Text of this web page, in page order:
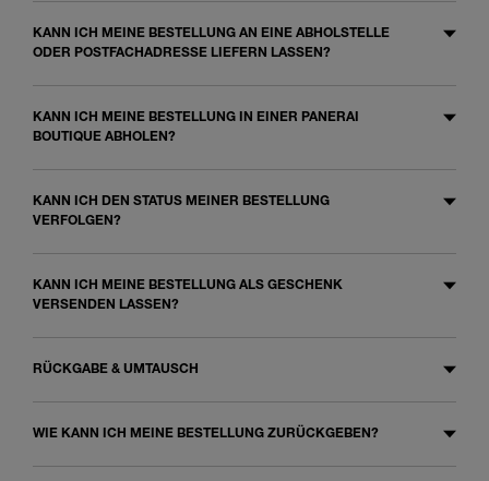
KANN ICH MEINE BESTELLUNG AN EINE ABHOLSTELLE
ODER POSTFACHADRESSE LIEFERN LASSEN?
KANN ICH MEINE BESTELLUNG IN EINER PANERAI
BOUTIQUE ABHOLEN?
KANN ICH DEN STATUS MEINER BESTELLUNG
VERFOLGEN?
KANN ICH MEINE BESTELLUNG ALS GESCHENK
VERSENDEN LASSEN?
RÜCKGABE & UMTAUSCH
WIE KANN ICH MEINE BESTELLUNG ZURÜCKGEBEN?